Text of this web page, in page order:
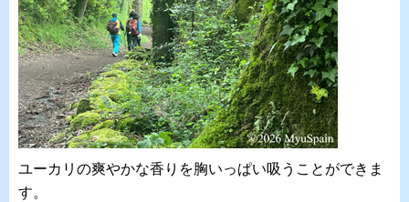
ユーカリの爽やかな香りを胸いっぱい吸うことができま
す。